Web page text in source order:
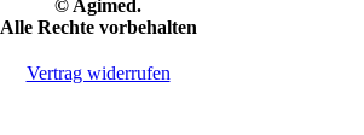
© Agimed.
Alle Rechte vorbehalten
Vertrag widerrufen